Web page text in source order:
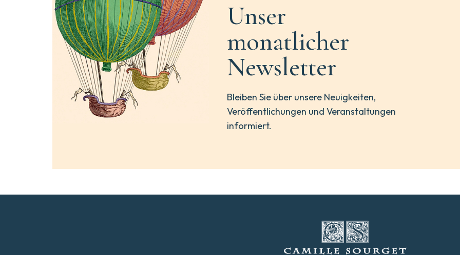
Unser
monatlicher
Newsletter
Bleiben Sie über unsere Neuigkeiten,
Veröffentlichungen und Veranstaltungen
informiert.